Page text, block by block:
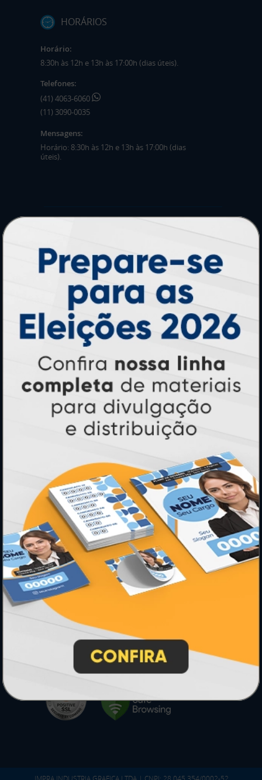
HORÁRIOS
Horário:
8:30h às 12h e 13h às 17:00h (dias úteis).
Telefones:
(41) 4063-6060
(11) 3090-0035
Mensagens:
Horário: 8:30h às 12h e 13h às 17:00h (dias
úteis).
Adesivos
Pastas
Cartão de Visita
Folder, Flyer e Panfleto
Banners e Lonas
Calendários 2027
PAGUE COM
* Pagamento com cartão de crédito terá valor adicional.
** Pagamentos a prazo poderão ter acréscimo.
*** Nota fiscal sujeita a emissão de acordo com prestador de
serviço, conforme legislação pertinente.
PARTICIPE
SEGURANÇA